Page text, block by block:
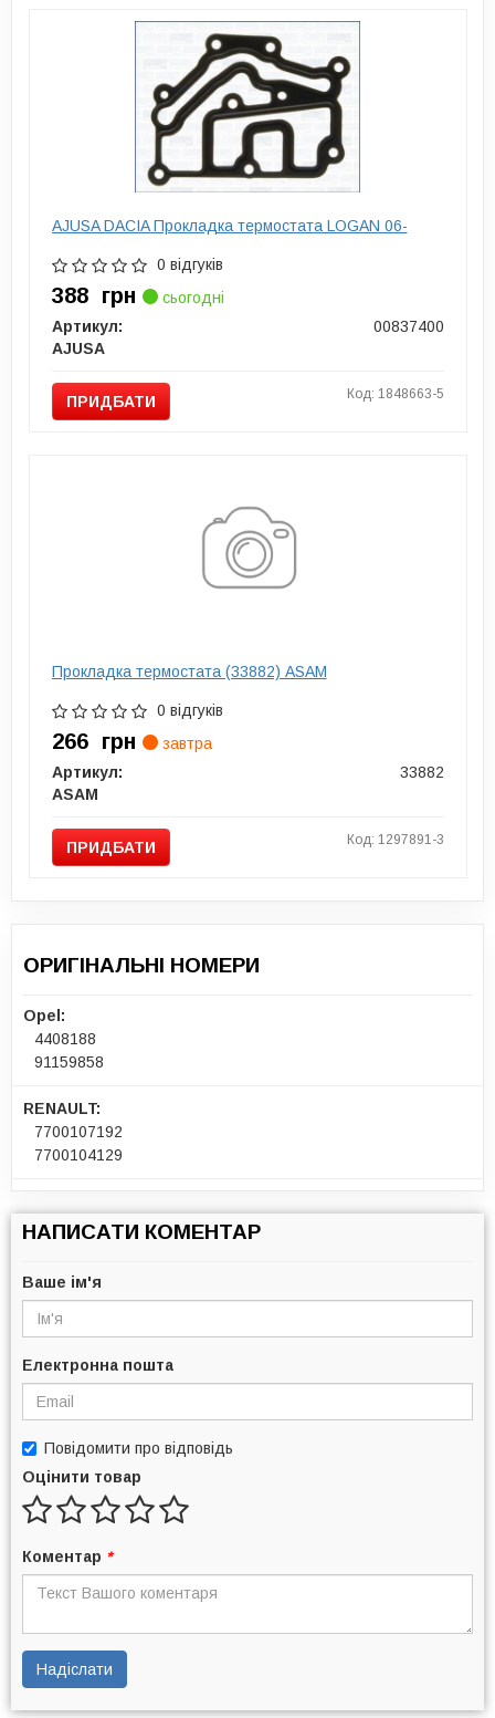
AJUSA DACIA Прокладка термостата LOGAN 06-
0 відгуків
388 грн
сьогодні
Артикул:
00837400
AJUSA
ПРИДБАТИ Код: 1848663-5
Прокладка термостата (33882) ASAM
0 відгуків
266 грн
завтра
Артикул:
33882
ASAM
ПРИДБАТИ Код: 1297891-3
ОРИГІНАЛЬНІ НОМЕРИ
Opel:
4408188
91159858
RENAULT:
7700107192
7700104129
НАПИСАТИ КОМЕНТАР
Ваше ім'я
Електронна пошта
Повідомити про відповідь
Оцінити товар
Коментар *
Надіслати